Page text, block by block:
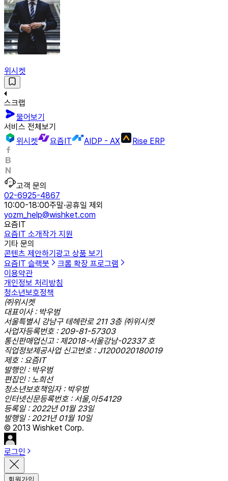
위시켓
스크랩
물어보기
서비스 전체보기
위시켓
요즘IT AIDP - AX Rise ERP
고객 문의
02-6925-4867
10:00-18:00주말·공휴일 제외
yozm_help@wishket.com
요즘IT
요즘IT 소개작가 지원
기타 문의
콘텐츠 제안하기 광고 상품 보기
요즘IT 슬랙봇
크롬 확장 프로그램
이용약관
개인정보 처리방침
청소년보호정책
㈜위시켓
대표이사 : 박우범
서울특별시 강남구 테헤란로 211 3층 ㈜위시켓
사업자등록번호 : 209-81-57303
통신판매업신고 : 제2018-서울강남-02337 호
직업정보제공사업 신고번호 : J1200020180019
제호 : 요즘IT
발행인 : 박우범
편집인 : 노희선
청소년보호책임자 : 박우범
인터넷신문등록번호 : 서울,아54129
등록일 : 2022년 01월 23일
발행일 : 2021년 01월 10일
© 2013 Wishket Corp.
로그인
회원가입